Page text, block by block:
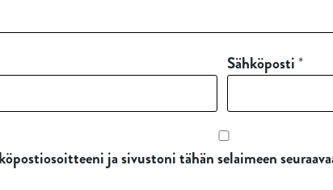
Sähköposti *
ja sivustoni tähän selaimeen